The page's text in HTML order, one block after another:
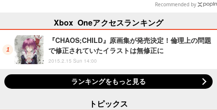
Recommended by
Xbox Oneアクセスランキング
『CHAOS;CHILD』原画集が発売決定！倫理上の問題
で修正されていたイラストは無修正に
2015.2.15 Sun 14:00
ランキングをもっと見る
トピックス